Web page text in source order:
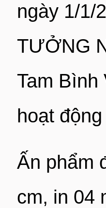
ngày 1/1/
TƯỞNG
Tam Bình
hoạt
Ấn phẩm
cm, in 04